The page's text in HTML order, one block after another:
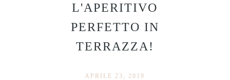
L'APERITIVO
PERFETTO IN
TERRAZZA!
APRILE 23, 2019